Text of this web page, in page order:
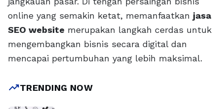
online yang semakin ketat, memanfaatkan jasa
SEO website merupakan langkah cerdas untuk
mengembangkan bisnis secara digital dan
mencapai pertumbuhan yang lebih maksimal.
trending_upTRENDING NOW